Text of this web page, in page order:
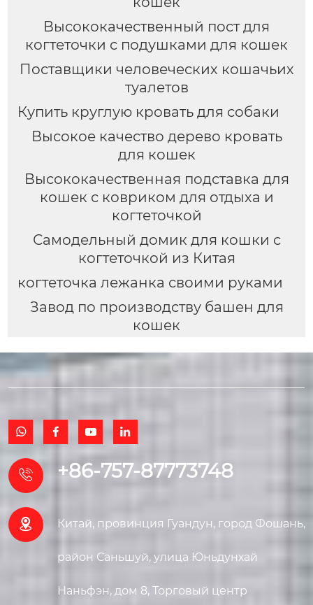
Высококачественный пост для
когтеточки с подушками для кошек
Поставщики человеческих кошачьих
туалетов
Купить круглую кровать для собаки
Высокое качество дерево кровать
для кошек
Высококачественная подставка для
кошек с ковриком для отдыха и
когтеточкой
Самодельный домик для кошки с
когтеточкой из Китая
когтеточка лежанка своими руками
Завод по производству башен для
кошек
   
 +86-757-87773748
 Китай, провинция Гуандун, город Фошань,
район Саньшуй, улица Юньдунхай
Наньфэн, дом 8, Торговый центр